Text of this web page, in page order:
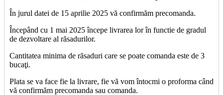
În jurul datei de 15 aprilie 2025 vă confirmăm precomanda.
Începând cu 1 mai 2025 începe livrarea lor în functie de gradul
de dezvoltare al răsadurilor.
Cantitatea minima de răsaduri care se poate comanda este de 3
bucaţi.
Plata se va face fie la livrare, fie vă vom întocmi o proforma când
vă confirmăm precomanda sau comanda.